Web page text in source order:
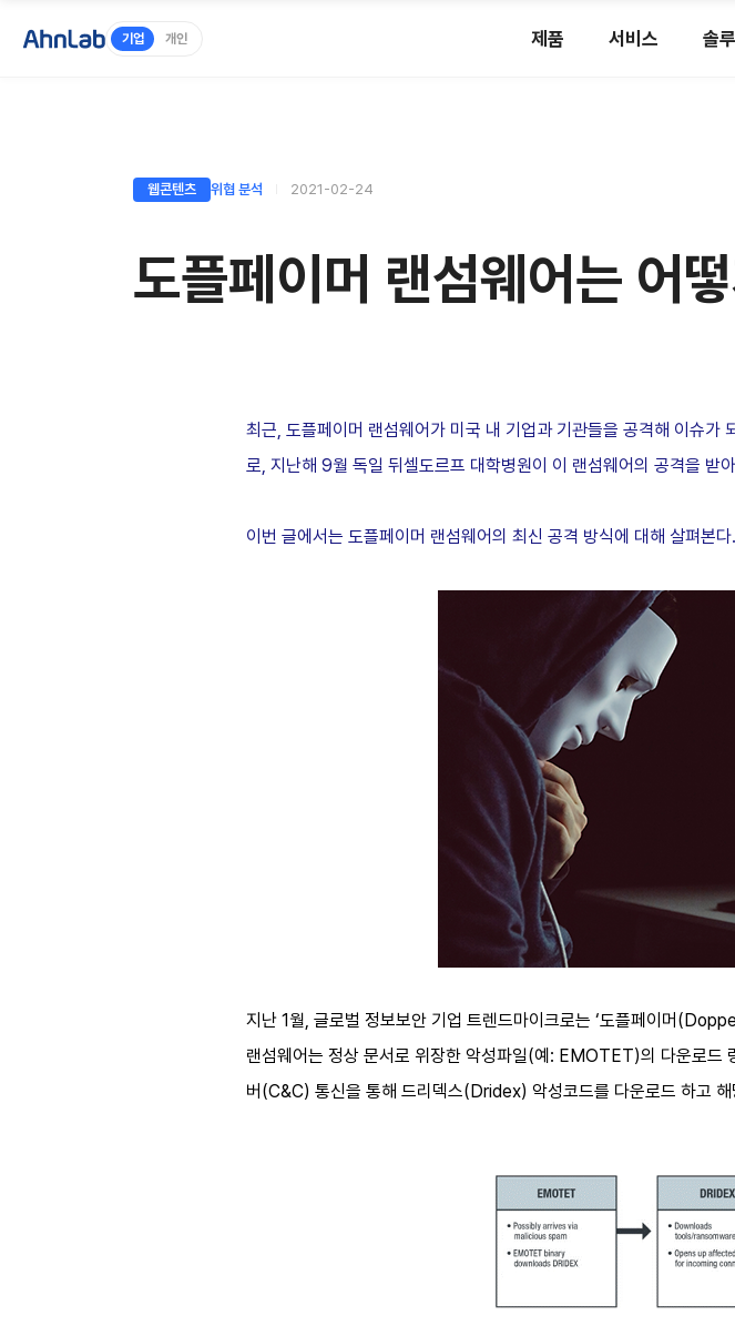
기업 개인 제품 서비스 솔
웹콘텐츠 위협 분석 2021-02-24
도플페이머 랜섬웨어는 어
최근, 도플페이머 랜섬웨어가 미국 내 기업과 기관들을 공격해 이슈가
로, 지난해 9월 독일 뒤셀도르프 대학병원이 이 랜섬웨어의 공격을 받
이번 글에서는 도플페이머 랜섬웨어의 최신 공격 방식에 대해 살펴본다.
지난 1월, 글로벌 정보보안 기업 트렌드마이크로는 ‘도플페이머
랜섬웨어는 정상 문서로 위장한 악성파일(예: EMOTET)의 다운로드
버(C&C) 통신을 통해 드리덱스(Dridex) 악성코드를 다운로드 하고